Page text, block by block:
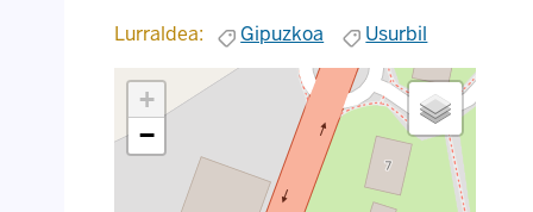
Lurraldea:
Gipuzkoa Usurbil
+
−